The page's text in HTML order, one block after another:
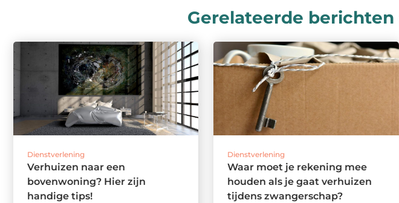
Gerelateerde berichten
Dienstverlening
Verhuizen naar een
bovenwoning? Hier zijn
handige tips!
Dienstverlening
Waar moet je rekening mee
houden als je gaat verhuizen
tijdens zwangerschap?